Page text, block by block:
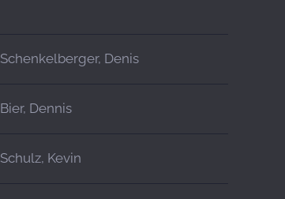
Schenkelberger, Denis
Bier, Dennis
Schulz, Kevin